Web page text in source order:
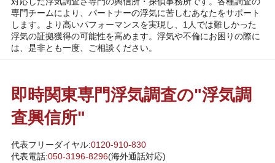
専門チームにより、パートナーの浮気に苦しむあなたをサポート
します。より高いパフォーマンスを実現し、1人では難しかった
浮気の証拠獲得の可能性を高めます。浮気や不倫にお困りの際に
は、是非とも一度、ご相談ください。
即時関東専門浮気調査の"浮気調
査興信所"
代表フリーダイヤル:0120-910-830
代表電話:050-3196-8296(海外通話対応)